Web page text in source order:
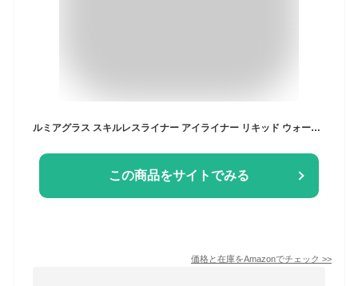
ルミアグラス スキルレスライナー アイライナー リキッド ウォータープルーフ落ちない (01.パーフェクトブラック)
この商品をサイトでみる
価格と在庫をAmazonでチェック >>